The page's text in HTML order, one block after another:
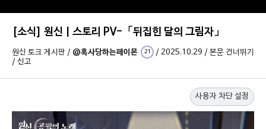
[소식] 원신 | 스토리 PV-「뒤집힌 달의 그림자」
원신 토크 게시판 / @혹사당하는페이몬 21 / 2025.10.29 / 본문 건너뛰기
/ 신고
사용자 차단 설정